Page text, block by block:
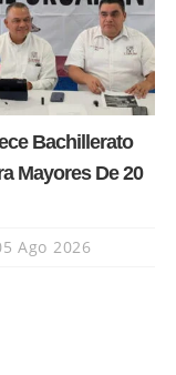
Bachillerato
Mayores De 20
Ago 2026